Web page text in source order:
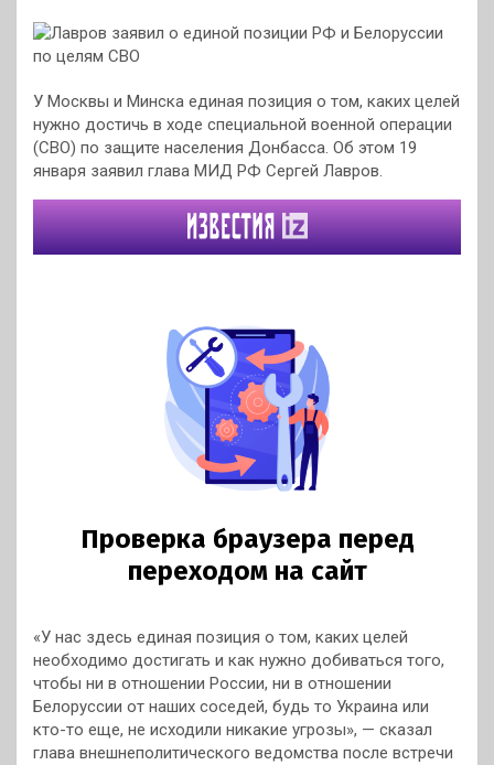
У Москвы и Минска единая позиция о том, каких целей
нужно достичь в ходе специальной военной операции
(СВО) по защите населения Донбасса. Об этом 19
января заявил глава МИД РФ Сергей Лавров.
«У нас здесь единая позиция о том, каких целей
необходимо достигать и как нужно добиваться того,
чтобы ни в отношении России, ни в отношении
Белоруссии от наших соседей, будь то Украина или
кто-то еще, не исходили никакие угрозы», — сказал
глава внешнеполитического ведомства после встречи